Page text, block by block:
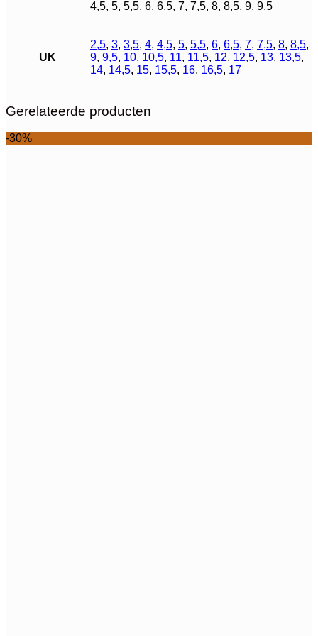
4,5, 5, 5,5, 6, 6,5, 7, 7,5, 8, 8,5, 9, 9,5
UK
2,5, 3, 3,5, 4, 4,5, 5, 5,5, 6, 6,5, 7, 7,5, 8, 8,5,
9, 9,5, 10, 10,5, 11, 11,5, 12, 12,5, 13, 13,5,
14, 14,5, 15, 15,5, 16, 16,5, 17
Gerelateerde producten
-30%